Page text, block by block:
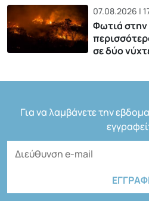
07.08.2026 |
Φωτιά στην
σε δύο
Για να λαμβάνετε την